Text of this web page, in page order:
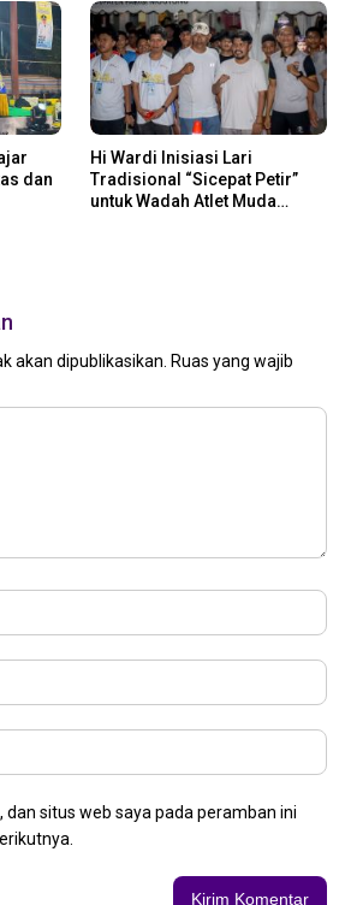
dan
Hi Wardi Inisiasi Lari
Tradisional “Sicepat Petir”
untuk Wadah Atlet Muda
akan dipublikasikan. Ruas yang wajib
dan situs web saya pada peramban ini